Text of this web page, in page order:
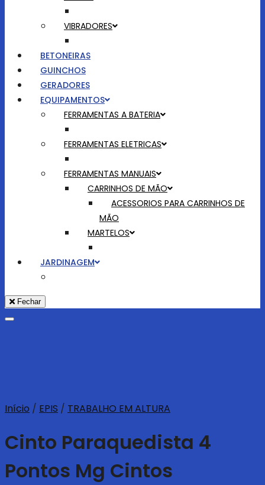
VIBRADORES
BETONEIRAS
GUINCHOS
GERADORES
EQUIPAMENTOS
FERRAMENTAS A BATERIA
FERRAMENTAS ELETRICAS
FERRAMENTAS MANUAIS
CARRINHOS DE MÃO
ACESSORIOS PARA CARRINHOS DE
MÃO
MARTELOS
JARDINAGEM
Fechar
Início / EPIS / TRABALHO EM ALTURA
Cinto Paraquedista 4
Pontos Mg Cintos